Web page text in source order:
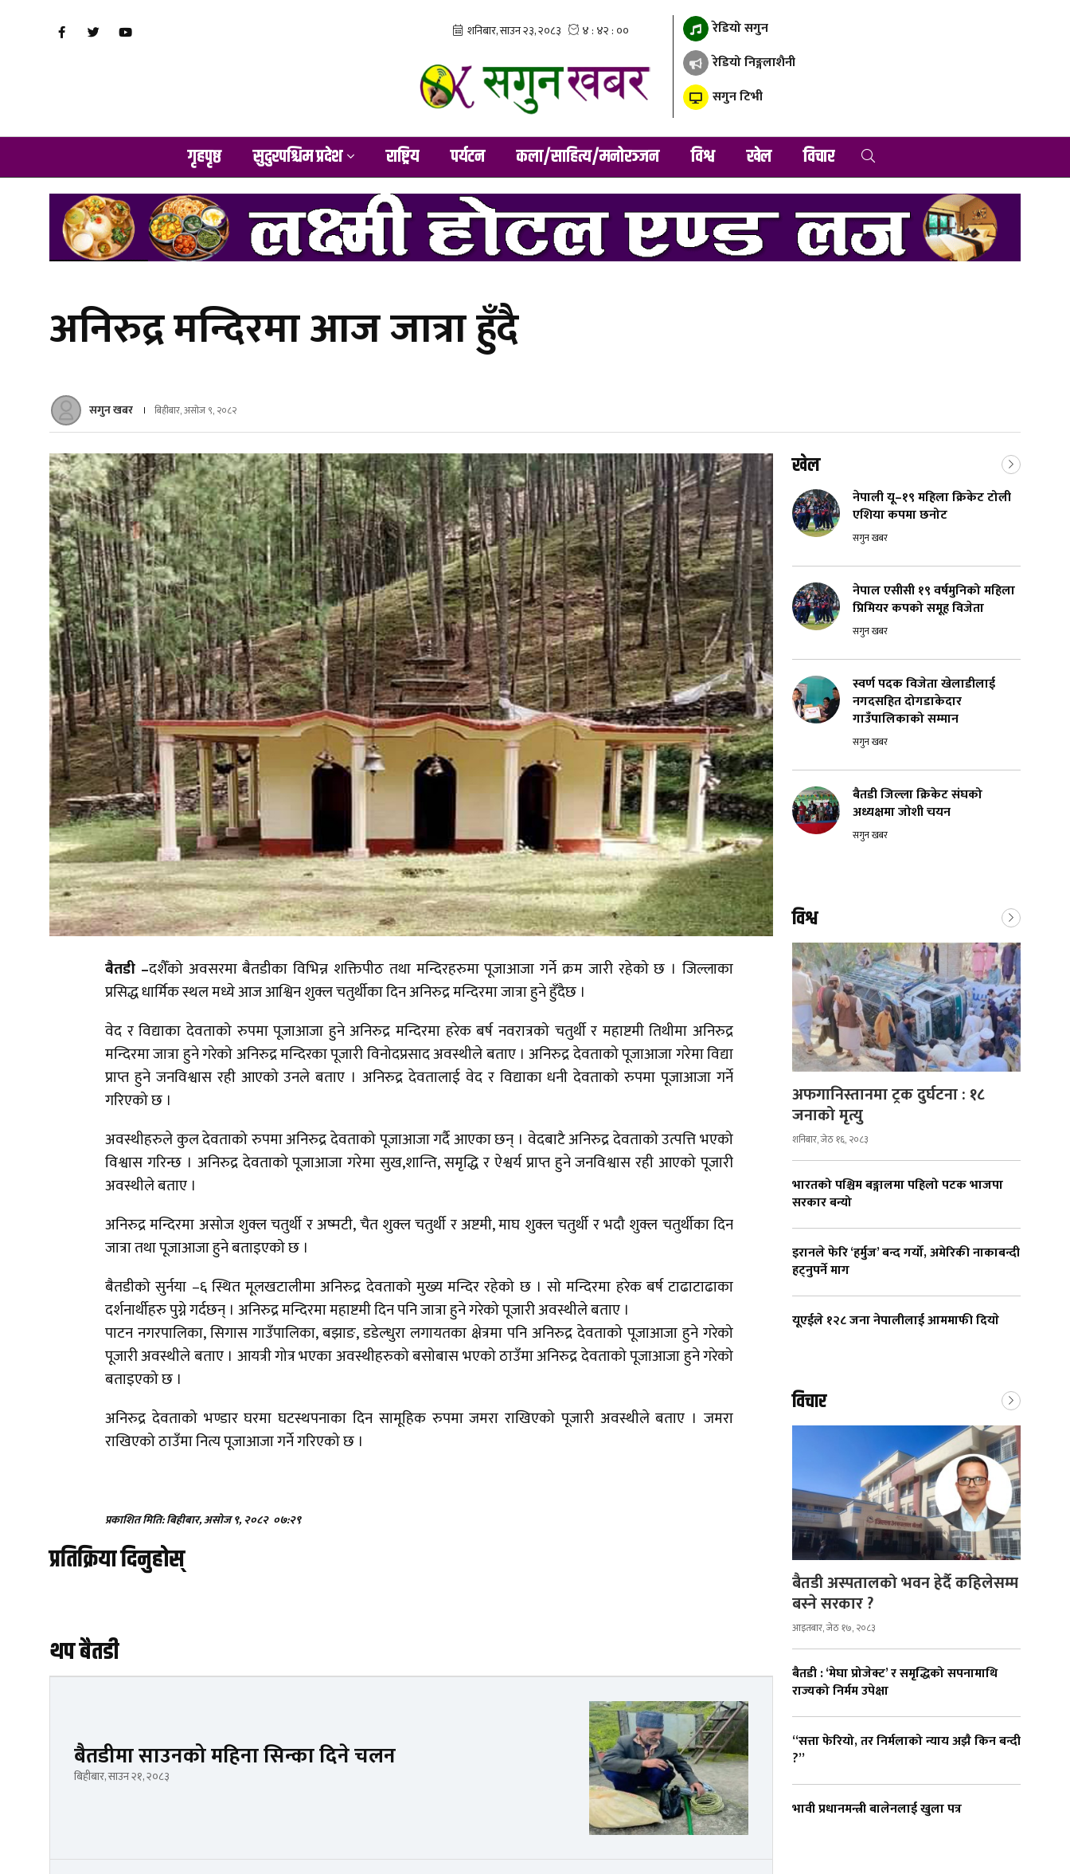
रेडियो सगुन
रेडियो निङ्गलाशैनी
सगुन टिभी
गृहपृष्ठ सुदुरपश्चिम प्रदेश राष्ट्रिय पर्यटन कला/साहित्य/मनोरञ्जन विश्व खेल विचार
अनिरुद्र मन्दिरमा आज जात्रा हुँदै
सगुन खबर बिहीबार, असोज ९, २०८२
बैतडी –दशैँको अवसरमा बैतडीका विभिन्न शक्तिपीठ तथा मन्दिरहरुमा पूजाआजा गर्ने क्रम जारी रहेको छ । जिल्लाका
प्रसिद्ध धार्मिक स्थल मध्ये आज आश्विन शुक्ल चतुर्थीका दिन अनिरुद्र मन्दिरमा जात्रा हुने हुँदैछ ।
वेद र विद्याका देवताको रुपमा पूजाआजा हुने अनिरुद्र मन्दिरमा हरेक बर्ष नवरात्रको चतुर्थी र महाष्टमी तिथीमा अनिरुद्र
मन्दिरमा जात्रा हुने गरेको अनिरुद्र मन्दिरका पूजारी विनोदप्रसाद अवस्थीले बताए । अनिरुद्र देवताको पूजाआजा गरेमा विद्या
प्राप्त हुने जनविश्वास रही आएको उनले बताए । अनिरुद्र देवतालाई वेद र विद्याका धनी देवताको रुपमा पूजाआजा गर्ने
गरिएको छ ।
अवस्थीहरुले कुल देवताको रुपमा अनिरुद्र देवताको पूजाआजा गर्दै आएका छन् । वेदबाटै अनिरुद्र देवताको उत्पत्ति भएको
विश्वास गरिन्छ । अनिरुद्र देवताको पूजाआजा गरेमा सुख,शान्ति, समृद्धि र ऐश्वर्य प्राप्त हुने जनविश्वास रही आएको पूजारी
अवस्थीले बताए ।
अनिरुद्र मन्दिरमा असोज शुक्ल चतुर्थी र अष्मटी, चैत शुक्ल चतुर्थी र अष्टमी, माघ शुक्ल चतुर्थी र भदौ शुक्ल चतुर्थीका दिन
जात्रा तथा पूजाआजा हुने बताइएको छ ।
बैतडीको सुर्नया –६ स्थित मूलखटालीमा अनिरुद्र देवताको मुख्य मन्दिर रहेको छ । सो मन्दिरमा हरेक बर्ष टाढाटाढाका
दर्शनार्थीहरु पुग्ने गर्दछन् । अनिरुद्र मन्दिरमा महाष्टमी दिन पनि जात्रा हुने गरेको पूजारी अवस्थीले बताए ।
पाटन नगरपालिका, सिगास गाउँपालिका, बझाङ, डडेल्धुरा लगायतका क्षेत्रमा पनि अनिरुद्र देवताको पूजाआजा हुने गरेको
पूजारी अवस्थीले बताए । आयत्री गोत्र भएका अवस्थीहरुको बसोबास भएको ठाउँमा अनिरुद्र देवताको पूजाआजा हुने गरेको
बताइएको छ ।
अनिरुद्र देवताको भण्डार घरमा घटस्थपनाका दिन सामूहिक रुपमा जमरा राखिएको पूजारी अवस्थीले बताए । जमरा
राखिएको ठाउँमा नित्य पूजाआजा गर्ने गरिएको छ ।
प्रकाशित मिति: बिहीबार, असोज ९, २०८२ ०७:२९
प्रतिक्रिया दिनुहोस्
थप बैतडी
बैतडीमा साउनको महिना सिन्का दिने चलन
बिहीबार, साउन २१, २०८३
खेल
नेपाली यू–१९ महिला क्रिकेट टोली
एशिया कपमा छनोट
सगुन खबर
नेपाल एसीसी १९ वर्षमुनिको महिला
प्रिमियर कपको समूह विजेता
सगुन खबर
स्वर्ण पदक विजेता खेलाडीलाई
नगदसहित दोगडाकेदार
गाउँपालिकाको सम्मान
सगुन खबर
बैतडी जिल्ला क्रिकेट संघको
अध्यक्षमा जोशी चयन
सगुन खबर
विश्व
अफगानिस्तानमा ट्रक दुर्घटना : १८
जनाको मृत्यु
शनिबार, जेठ १६, २०८३
भारतको पश्चिम बङ्गालमा पहिलो पटक भाजपा
सरकार बन्यो
इरानले फेरि ‘हर्मुज’ बन्द गर्यो, अमेरिकी नाकाबन्दी
हट्नुपर्ने माग
यूएईले १२८ जना नेपालीलाई आममाफी दियाे
विचार
बैतडी अस्पतालको भवन हेर्दै कहिलेसम्म
बस्ने सरकार ?
आइतबार, जेठ १७, २०८३
बैतडी : ‘मेघा प्रोजेक्ट’ र समृद्धिको सपनामाथि
राज्यको निर्मम उपेक्षा
“सत्ता फेरियो, तर निर्मलाको न्याय अझै किन बन्दी
?”
भावी प्रधानमन्त्री बालेनलाई खुला पत्र